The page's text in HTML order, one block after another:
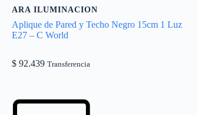
ARA ILUMINACION
Aplique de Pared y Techo Negro 15cm 1 Luz
E27 – C World
$92.439 Transferencia